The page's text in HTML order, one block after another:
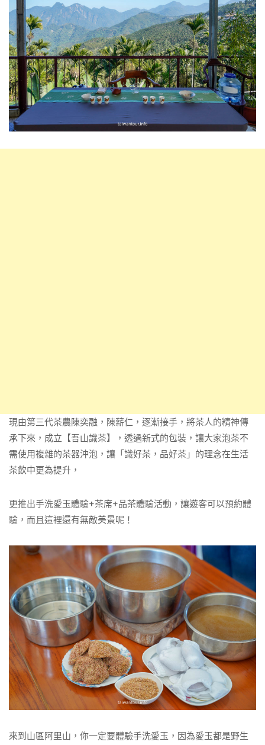
現由第三代茶農陳奕融，陳薪仁，逐漸接手，將茶人的精神傳
承下來，成立【吾山識茶】，透過新式的包裝，讓大家泡茶不
需使用複雜的茶器沖泡，讓「識好茶，品好茶」的理念在生活
茶飲中更為提升，
更推出手洗愛玉體驗+茶席+品茶體驗活動，讓遊客可以預約體
驗，而且這裡還有無敵美景呢！
來到山區阿里山，你一定要體驗手洗愛玉，因為愛玉都是野生